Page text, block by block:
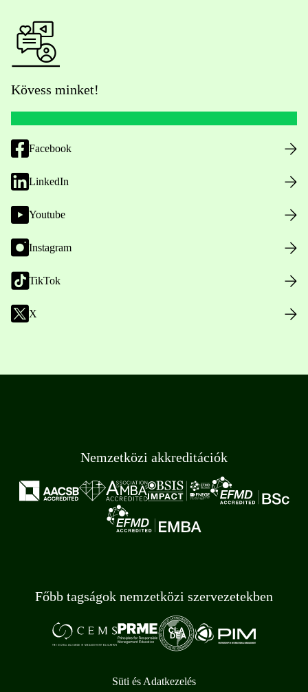
Kövess minket!
Facebook
LinkedIn
Youtube
Instagram
TikTok
X
Nemzetközi akkreditációk
Főbb tagságok nemzetközi szervezetekben
Süti és Adatkezelés